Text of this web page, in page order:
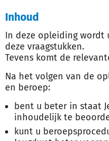
Inhoud
In deze opleiding wordt
deze vraagstukken.
Tevens komt de
Na het volgen van de
en beroep:
bent u beter in staat
inhoudelijk te
kunt u